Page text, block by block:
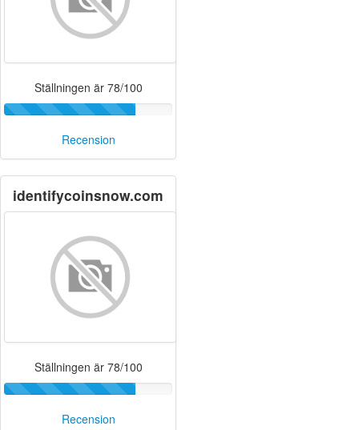
Ställningen är 78/100
Recension
identifycoinsnow.com
Ställningen är 78/100
Recension